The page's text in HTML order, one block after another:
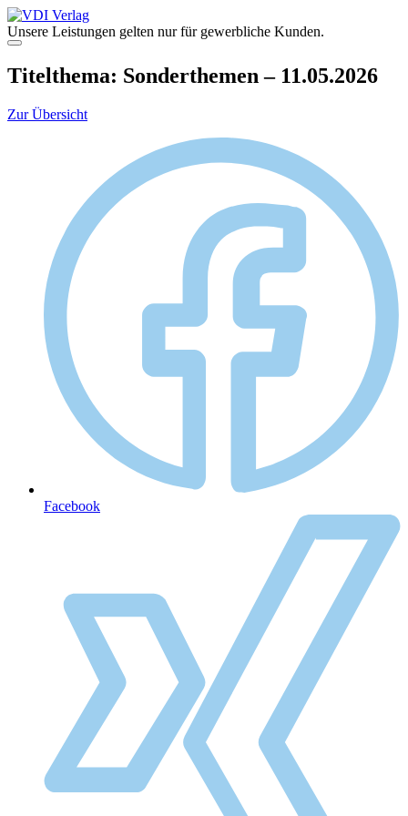
Zum
Inhalt
springen
Unsere Leistungen gelten nur für gewerbliche Kunden.
Menü
Titelthema: Sonderthemen – 11.05.2026
Zur Übersicht
Facebook